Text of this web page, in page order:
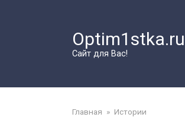
Optim1stka.ru
Сайт для Вас!
Главная » Истории